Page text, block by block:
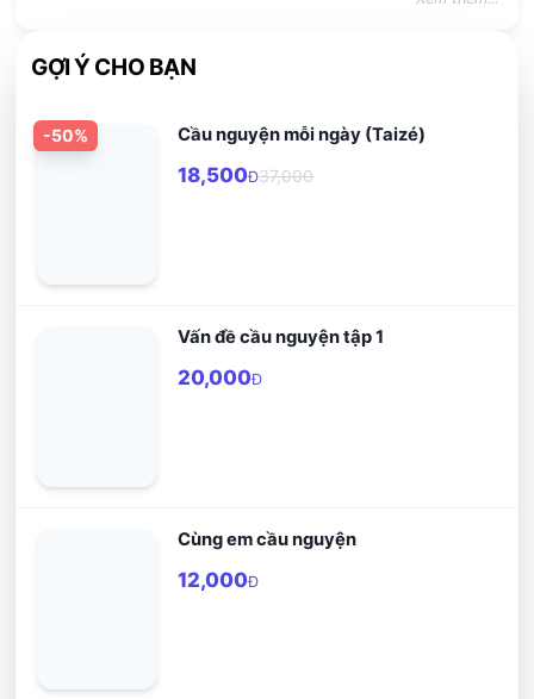
GỢI Ý CHO BẠN
-50% Cầu nguyện mỗi ngày (Taizé)
18,500Đ37,000
Vấn đề cầu nguyện tập 1
20,000Đ
Cùng em cầu nguyện
12,000Đ